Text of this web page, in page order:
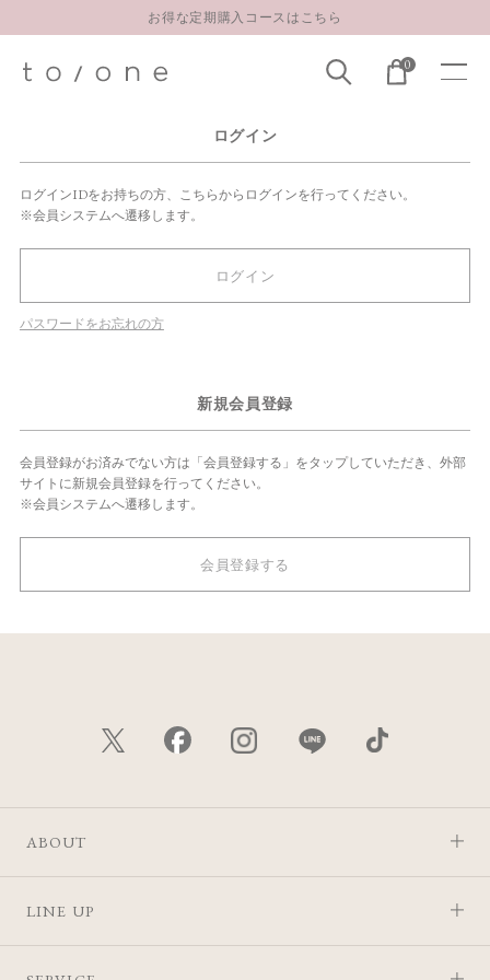
お得な定期購入コースはこちら
【重要】お盆期間中のお問い合わせと商品配送に関しまして
LINE お友達登録 500円OFFクーポンプレゼント
0
ログイン
ログインIDをお持ちの方、こちらからログインを行ってください。
※会員システムへ遷移します。
ログイン
パスワードをお忘れの方
新規会員登録
会員登録がお済みでない方は「会員登録する」をタップしていただき、外部
サイトに新規会員登録を行ってください。
※会員システムへ遷移します。
会員登録する
ABOUT
LINE UP